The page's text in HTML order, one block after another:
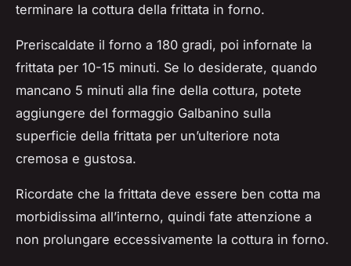
terminare la cottura della frittata in forno.
Preriscaldate il forno a 180 gradi, poi infornate la
frittata per 10-15 minuti. Se lo desiderate, quando
mancano 5 minuti alla fine della cottura, potete
aggiungere del formaggio Galbanino sulla
superficie della frittata per un’ulteriore nota
cremosa e gustosa.
Ricordate che la frittata deve essere ben cotta ma
morbidissima all’interno, quindi fate attenzione a
non prolungare eccessivamente la cottura in forno.